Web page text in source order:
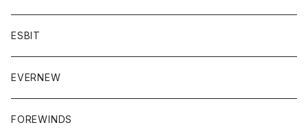
ESBIT
EVERNEW
FOREWINDS